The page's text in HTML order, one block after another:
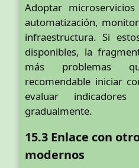
Adoptar
automatización,
infraestructura. Si
disponibles, la
más problemas
recomendable iniciar
evaluar
gradualmente.
15.3 Enlace con
modernos